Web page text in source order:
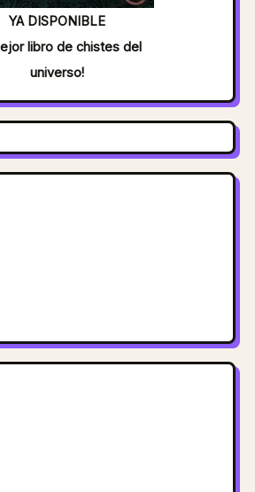
YA DISPONIBLE
libro de chistes del
universo!